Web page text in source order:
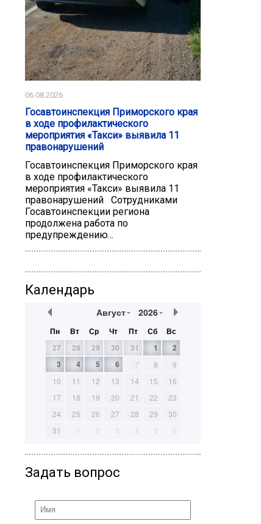
06.08.2026
Госавтоинспекция Приморского края
в ходе профилактического
мероприятия «Такси» выявила 11
правонарушений
Госавтоинспекция Приморского края
в ходе профилактического
мероприятия «Такси» выявила 11
правонарушений Сотрудниками
Госавтоинспекции региона
продолжена работа по
предупреждению...
Календарь
Август 2026
Пн Вт Ср Чт Пт Сб
Вс
27
28 29 30 31 1
2
3
4 5 6 7 8
9
10
11 12 13 14 15
16
17
18 19 20 21 22
23
24
25 26 27 28 29
30
31
1 2 3 4 5 6
Задать вопрос